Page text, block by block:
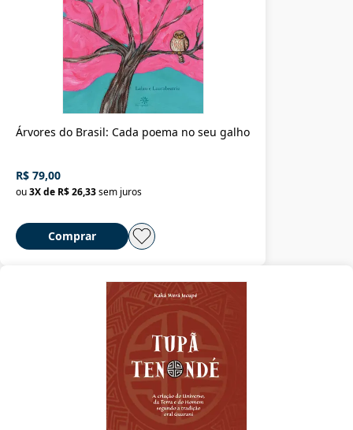
Árvores do Brasil: Cada poema no seu galho
R$ 79,00
ou3X de R$ 26,33sem juros
Comprar